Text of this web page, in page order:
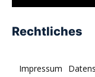
Rechtliches
Impressum